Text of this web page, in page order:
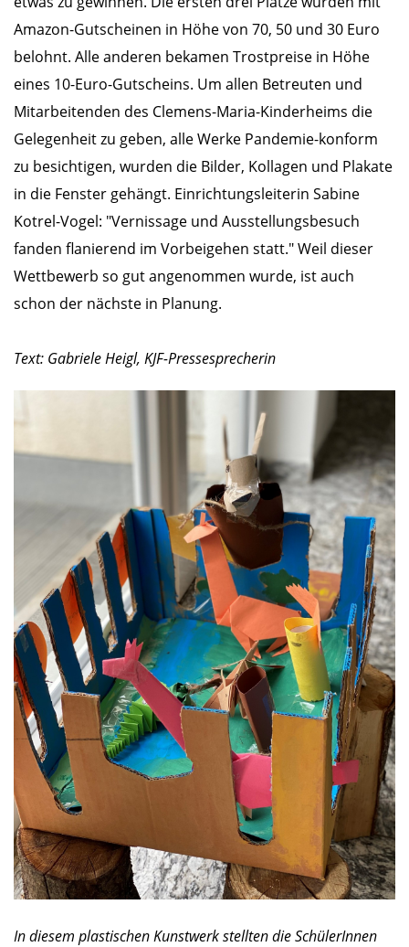
Amazon-Gutscheinen in Höhe von 70, 50 und 30 Euro
belohnt. Alle anderen bekamen Trostpreise in Höhe
eines 10-Euro-Gutscheins. Um allen Betreuten und
Mitarbeitenden des Clemens-Maria-Kinderheims die
Gelegenheit zu geben, alle Werke Pandemie-konform
zu besichtigen, wurden die Bilder, Kollagen und Plakate
in die Fenster gehängt. Einrichtungsleiterin Sabine
Kotrel-Vogel: "Vernissage und Ausstellungsbesuch
fanden flanierend im Vorbeigehen statt." Weil dieser
Wettbewerb so gut angenommen wurde, ist auch
schon der nächste in Planung.
Text: Gabriele Heigl, KJF-Pressesprecherin
In diesem plastischen Kunstwerk stellten die SchülerInnen